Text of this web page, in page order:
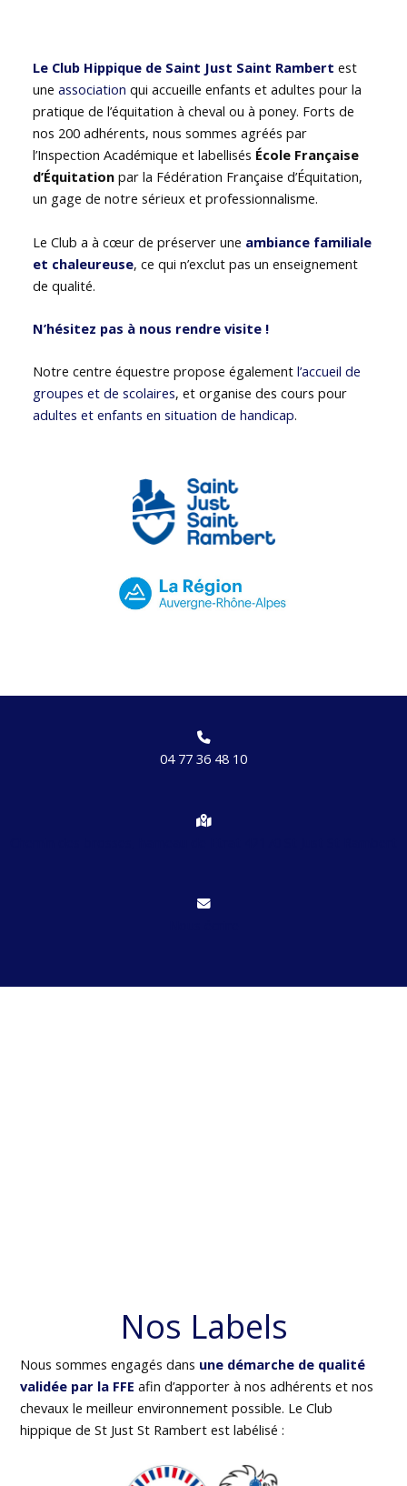
Le Club Hippique de Saint Just Saint Rambert est
uneassociation qui accueille enfants et adultes pour la
pratique de l’équitation à cheval ou à poney. Forts de
nos 200 adhérents, nous sommes agréés par
l’Inspection Académique et labellisés École Française
d’Équitation par la Fédération Française d’Équitation,
un gage de notre sérieux et professionnalisme.
Le Club a à cœur de préserver une ambiance familiale
et chaleureuse, ce qui n’exclut pas un enseignement
de qualité.
N’hésitez pas à nous rendre visite !
Notre centre équestre propose égalementl’accueil de
groupes et de scolaires, et organise des cours pour
adultes et enfants en situation de handicap.
04 77 36 48 10
Nos Labels
Nous sommes engagés dans une démarche de qualité
validée par la FFE afin d’apporter à nos adhérents et nos
chevaux le meilleur environnement possible. Le Club
hippique de St Just St Rambert est labélisé :